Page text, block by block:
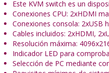
Este KVM switch es un
Conexiones CPU: 2xHDMI
Conexiones consola: 2xUSB
Cables incluidos: 2xHDMI,
Resolución máxima:
Indicador LED para
Selección de PC mediante